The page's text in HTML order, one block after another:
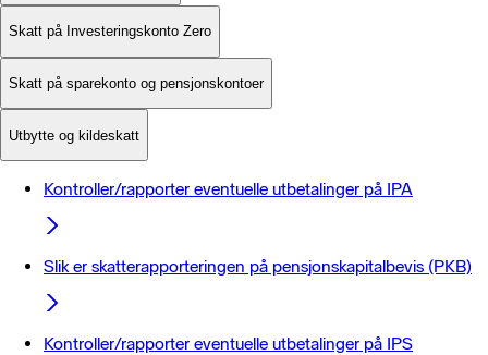
Skatt på Investeringskonto Zero
Skatt på sparekonto og pensjonskontoer
Utbytte og kildeskatt
Kontroller/rapporter eventuelle utbetalinger på IPA
Slik er skatterapporteringen på pensjonskapitalbevis (PKB)
Kontroller/rapporter eventuelle utbetalinger på IPS